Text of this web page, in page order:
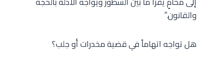
والقانون.”
هل تواجه اتهاماً في قضية مخدرات أو جلب؟